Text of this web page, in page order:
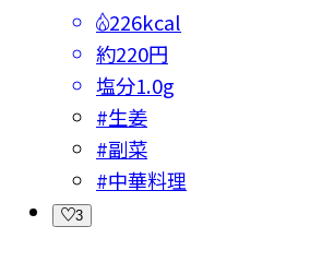
226kcal
約220円
塩分1.0g
#生姜
#副菜
#中華料理
3